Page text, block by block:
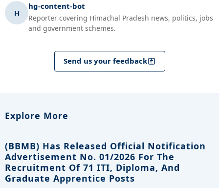
H
hg-content-bot
Reporter covering Himachal Pradesh news, politics, jobs
and government schemes.
Send us your feedback
Explore More
(BBMB) Has Released Official Notification
Advertisement No. 01/2026 For The
Recruitment Of 71 ITI, Diploma, And
Graduate Apprentice Posts